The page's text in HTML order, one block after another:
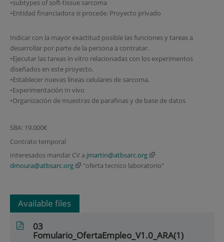
•subtypes of soft-tissue sarcoma
•Entidad financiadora si procede: Proyecto privado
Indicar con la mayor exactitud posible las funciones y tareas a
desarrollar por parte de la persona a contratar.
•Ejecutar las tareas in vitro relacionadas con los experimentos
diseñados en este proyecto.
•Establecer nuevas líneas celulares de sarcoma.
•Experimentación In vivo
•Organización de muestras de parafinas y de base de datos
SBA: 19.000€
Contrato temporal
Interesados mandar CV a jmartin@atbsarc.org
dmoura@atbsarc.org
"oferta tecnico laboratorio"
Available files
03
Fomulario_OfertaEmpleo_V1.0_ARA(1)